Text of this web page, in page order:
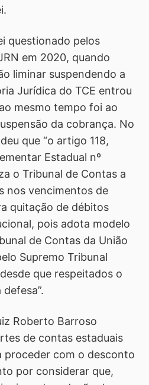
questionado pelos
em 2020, quando
liminar suspendendo a
Jurídica do TCE entrou
mesmo tempo foi ao
da cobrança. No
que “o artigo 118,
Estadual nº
o Tribunal de Contas a
nos vencimentos de
quitação de débitos
pois adota modelo
de Contas da União
Supremo Tribunal
que respeitados o
Roberto Barroso
de contas estaduais
proceder com o desconto
por considerar que,